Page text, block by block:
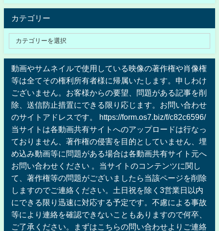
カテゴリー
動画やサムネイルで使用している映像の著作権や肖像権
等は全てその権利所有者様に帰属いたします。申しわけ
ございません。お客様からの要望、問題がある記事を削
除、送信防止措置にできる限り応じます。お問い合わせ
のサイトアドレスです。 https://form.os7.biz/f/c82c6596/
当サイトは各動画共有サイトへのアップロードは行なっ
ておりません、著作権の侵害を目的としていません、埋
め込み動画等に問題がある場合は各動画共有サイト元へ
お問い合わせください 。当サイトのコンテンツに関し
て、著作権等の問題がございましたら当該ページを削除
しますのでご連絡ください。土日祝を除く3営業日以内
にできる限り迅速に対応する予定です。不慮による事故
等により連絡を確認できないこともありますので何卒、
ご了承ください。まずはこちらの問い合わせよりご連絡